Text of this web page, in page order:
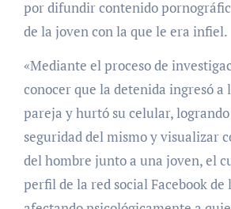
por difundir contenido
de la joven con la que le era infiel.
«Mediante el proceso de
conocer que la detenida ingresó a
pareja y hurtó su celular,
seguridad del mismo y visualizar
del hombre junto a una joven, el
perfil de la red social Facebook